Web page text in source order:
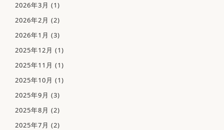
2026年3月 (1)
2026年2月 (2)
2026年1月 (3)
2025年12月 (1)
2025年11月 (1)
2025年10月 (1)
2025年9月 (3)
2025年8月 (2)
2025年7月 (2)